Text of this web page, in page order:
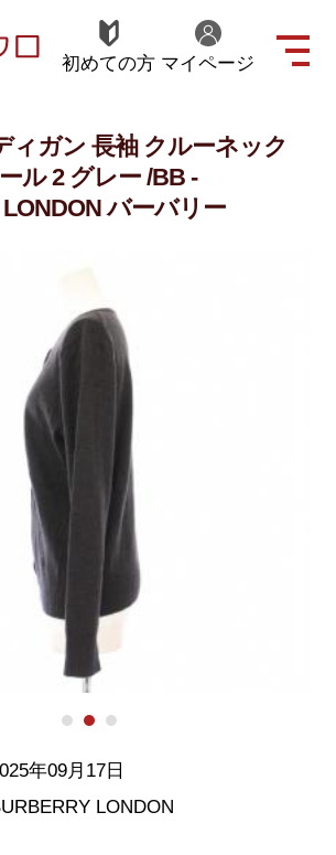
初めての方 マイページ
ィガン 長袖 クルーネック
ル 2 グレー /BB -
バーバリー
年09月17日
LONDON